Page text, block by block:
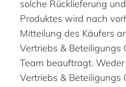
solche Rücklieferung
Produktes wird nach
Mitteilung des Käufers
Vertriebs & Beteiligungs
Team beauftragt. Weder
Vertriebs & Beteiligungs